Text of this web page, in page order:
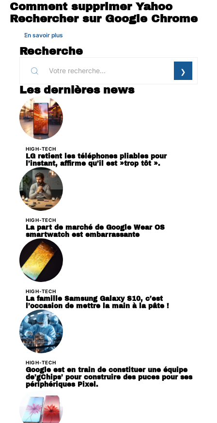
Comment supprimer Yahoo
Rechercher sur Google Chrome
En savoir plus
Recherche
Les dernières news
HIGH-TECH
LG retient les téléphones pliables pour
l’instant, affirme qu’il est »trop tôt ».
HIGH-TECH
La part de marché de Google Wear OS
smartwatch est embarrassante
HIGH-TECH
La famille Samsung Galaxy S10, c’est
l’occasion de mettre la main à la pâte !
HIGH-TECH
Google est en train de constituer une équipe
de’gChips’ pour construire des puces pour ses
périphériques Pixel.